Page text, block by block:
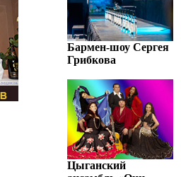
Бармен-шоу Сергея
Грибкова
Цыганский